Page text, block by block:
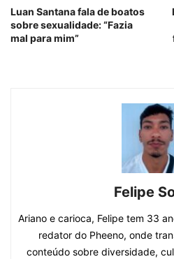
Luan Santana fala de boatos
sobre sexualidade: “Fazia
mal para mim”
Felipe
Ariano e carioca, Felipe tem 33
redator do Pheeno, onde
conteúdo sobre diversidade,